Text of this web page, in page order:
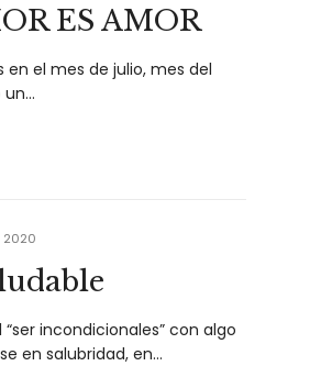
ES AMOR
el mes de julio, mes del
un…
2020
incondicionales” con algo
en salubridad, en…